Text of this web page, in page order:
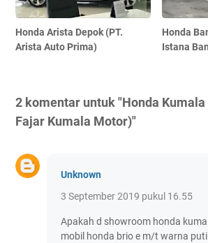
Honda Arista Depok (PT.
Arista Auto Prima)
Honda
Istana
2 komentar untuk "Honda Kumala
Fajar Kumala Motor)"
Unknown
3 September 2019 pukul 16.55
Apakah d showroom honda
mobil honda brio e m/t warna